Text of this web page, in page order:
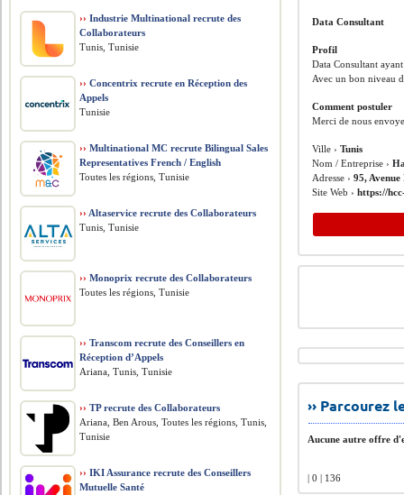
Data Consultant
Profil
Data Consultant
Avec un bon niveau
Comment postuler
Merci de nous
Ville ›Tunis
Nom / Entreprise ›
Adresse ›95,
Site Web ›https://
››
Aucune autre offre
| 0 | 136
›› Industrie Multinational recrute des
Collaborateurs
Tunis, Tunisie
›› Concentrix recrute en Réception des
Appels
Tunisie
›› Multinational MC recrute Bilingual Sales
Representatives French / English
Toutes les régions, Tunisie
›› Altaservice recrute des Collaborateurs
Tunis, Tunisie
›› Monoprix recrute des Collaborateurs
Toutes les régions, Tunisie
›› Transcom recrute des Conseillers en
Réception d’Appels
Ariana, Tunis, Tunisie
›› TP recrute des Collaborateurs
Ariana, Ben Arous, Toutes les régions, Tunis,
Tunisie
›› IKI Assurance recrute des Conseillers
Mutuelle Santé